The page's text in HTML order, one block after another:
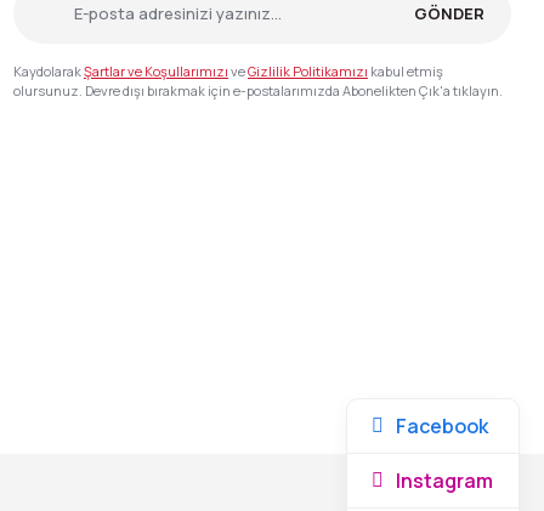
GÖNDER
KaydolarakŞartlar ve Koşullarımızı veGizlilik Politikamızı kabul etmiş
olursunuz. Devre dışı bırakmak için e-postalarımızda Abonelikten Çık'a tıklayın.
Facebook
Instagram